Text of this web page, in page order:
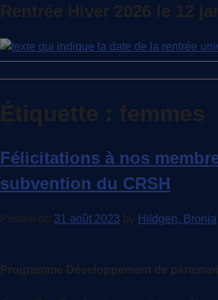
Rentrée Hiver 2026 le 12
Étiquette : femmes
Félicitations à nos
subvention du CRSH
Posted on 31 août 2023 by Hildgen, Bronja
Programme Développement de